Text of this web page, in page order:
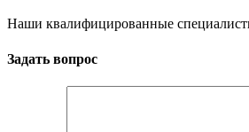
Наши квалифицированные
Задать вопрос